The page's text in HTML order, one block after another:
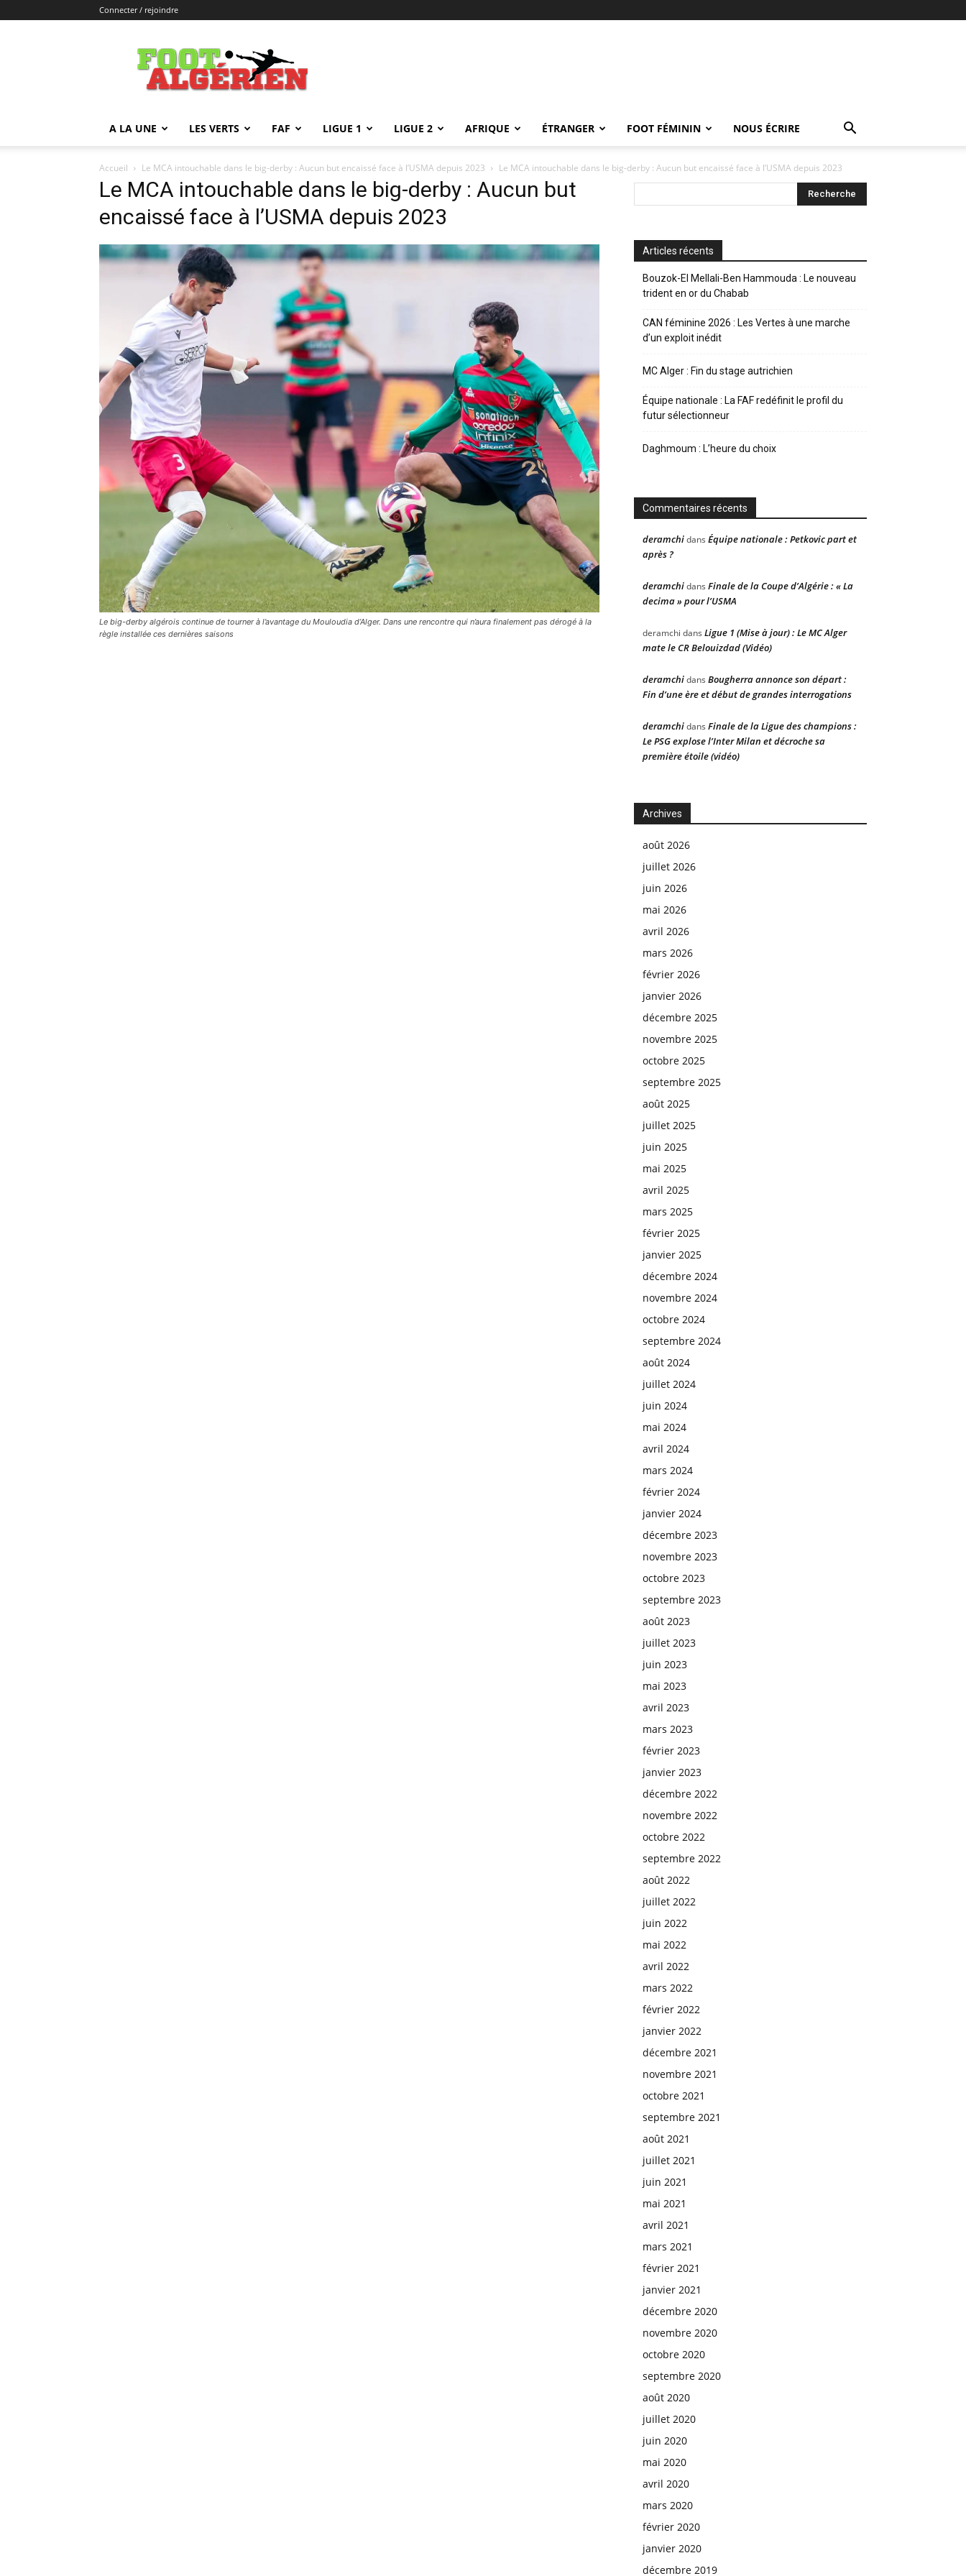
Connecter / rejoindre
FOOTALGERIEN
A LA UNE LES VERTS FAF LIGUE 1 LIGUE 2 AFRIQUE ÉTRANGER FOOT FÉMININ NOUS ÉCRIRE
Accueil Le MCA intouchable dans le big-derby : Aucun but encaissé face à l’USMA depuis 2023 Le MCA intouchable dans le big-derby : Aucun but encaissé face à l’USMA depuis 2023
Le MCA intouchable dans le big-derby : Aucun but
encaissé face à l’USMA depuis 2023
Le big-derby algérois continue de tourner à l’avantage du Mouloudia d’Alger. Dans une rencontre qui n’aura finalement pas dérogé à la
règle installée ces dernières saisons
Articles récents
Bouzok-El Mellali-Ben Hammouda : Le nouveau
trident en or du Chabab
CAN féminine 2026 : Les Vertes à une marche
d’un exploit inédit
MC Alger : Fin du stage autrichien
Équipe nationale : La FAF redéfinit le profil du
futur sélectionneur
Daghmoum : L’heure du choix
Commentaires récents
deramchidans Équipe nationale : Petkovic part et
après ?
deramchidans Finale de la Coupe d’Algérie : « La
decima » pour l’USMA
deramchi dans Ligue 1 (Mise à jour) : Le MC Alger
mate le CR Belouizdad (Vidéo)
deramchidans Bougherra annonce son départ :
Fin d’une ère et début de grandes interrogations
deramchidans Finale de la Ligue des champions :
Le PSG explose l’Inter Milan et décroche sa
première étoile (vidéo)
Archives
août 2026
juillet 2026
juin 2026
mai 2026
avril 2026
mars 2026
février 2026
janvier 2026
décembre 2025
novembre 2025
octobre 2025
septembre 2025
août 2025
juillet 2025
juin 2025
mai 2025
avril 2025
mars 2025
février 2025
janvier 2025
décembre 2024
novembre 2024
octobre 2024
septembre 2024
août 2024
juillet 2024
juin 2024
mai 2024
avril 2024
mars 2024
février 2024
janvier 2024
décembre 2023
novembre 2023
octobre 2023
septembre 2023
août 2023
juillet 2023
juin 2023
mai 2023
avril 2023
mars 2023
février 2023
janvier 2023
décembre 2022
novembre 2022
octobre 2022
septembre 2022
août 2022
juillet 2022
juin 2022
mai 2022
avril 2022
mars 2022
février 2022
janvier 2022
décembre 2021
novembre 2021
octobre 2021
septembre 2021
août 2021
juillet 2021
juin 2021
mai 2021
avril 2021
mars 2021
février 2021
janvier 2021
décembre 2020
novembre 2020
octobre 2020
septembre 2020
août 2020
juillet 2020
juin 2020
mai 2020
avril 2020
mars 2020
février 2020
janvier 2020
décembre 2019